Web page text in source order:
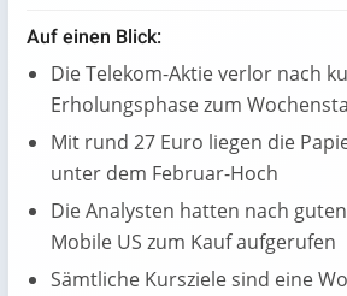
Auf einen Blick:
Die Telekom-Aktie verlor nach
Erholungsphase zum
Mit rund 27 Euro liegen die
unter dem Februar-Hoch
Die Analysten hatten nach
Mobile US zum Kauf aufgerufen
Sämtliche Kursziele sind eine